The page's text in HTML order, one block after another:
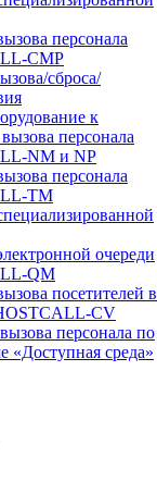
персонала
CMP
сброса/
к
персонала
NM и NP
персонала
TM
очереди
QM
посетителей в
CV
персонала по
«Доступная среда»